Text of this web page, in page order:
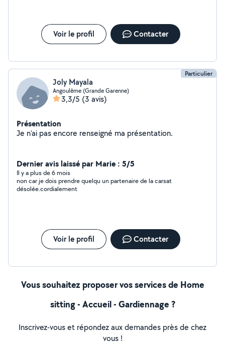
Voir le profil Contacter
Particulier
Joly Mayala
Angoulême (Grande Garenne)
3,3/5 (3 avis)
Présentation
Je n'ai pas encore renseigné ma présentation.
Dernier avis laissé par Marie : 5/5
Il y a plus de 6 mois
non car je dois prendre quelqu un partenaire de la carsat
désolée.cordialement
Voir le profil Contacter
Vous souhaitez proposer vos services de Home
sitting - Accueil - Gardiennage ?
Inscrivez-vous et répondez aux demandes près de chez
vous !